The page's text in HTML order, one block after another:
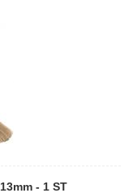
- 1 ST